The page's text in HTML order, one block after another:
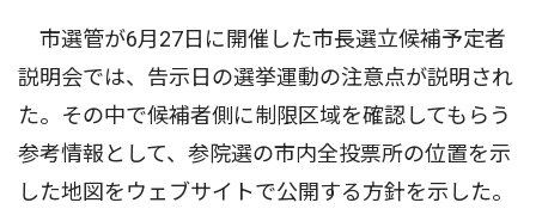
市選管が6月27日に開催した市長選立候補予定者
説明会では、告示日の選挙運動の注意点が説明され
た。その中で候補者側に制限区域を確認してもらう
参考情報として、参院選の市内全投票所の位置を示
した地図をウェブサイトで公開する方針を示した。